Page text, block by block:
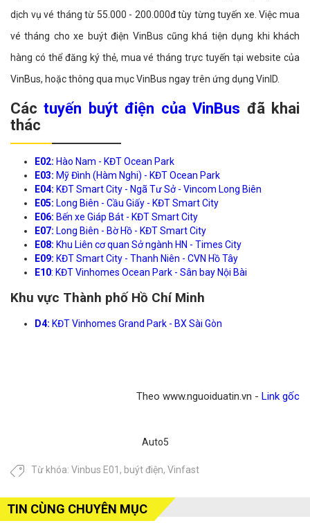
dịch vụ vé tháng từ 55.000 - 200.000đ tùy từng tuyến xe. Việc mua
vé tháng cho xe buýt điện VinBus cũng khá tiện dụng khi khách
hàng có thể đăng ký thẻ, mua vé tháng trực tuyến tại website của
VinBus, hoặc thông qua mục VinBus ngay trên ứng dụng VinID.
Cáctuyến buýt điện của VinBus đã khai
thác
E02: Hào Nam - KĐT Ocean Park
E03: Mỹ Đình (Hàm Nghi) - KĐT Ocean Park
E04: KĐT Smart City - Ngã Tư Sở - Vincom Long Biên
E05: Long Biên - Cầu Giấy - KĐT Smart City
E06: Bến xe Giáp Bát - KĐT Smart City
E07: Long Biên - Bờ Hồ - KĐT Smart City
E08: Khu Liên cơ quan Sở ngành HN - Times City
E09: KĐT Smart City - Thanh Niên - CVN Hồ Tây
E10: KĐT Vinhomes Ocean Park - Sân bay Nội Bài
Khu vực Thành phố Hồ Chí Minh
D4: KĐT Vinhomes Grand Park - BX Sài Gòn
Theo www.nguoiduatin.vn - Link gốc
Auto5
Từ khóa: Vinbus E01 , buýt điện, Vinfast
TIN CÙNG CHUYÊN MỤC